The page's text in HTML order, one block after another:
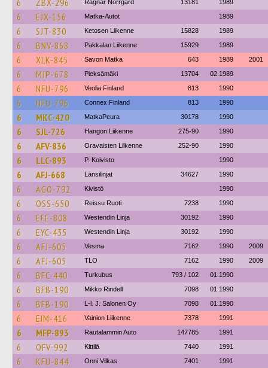
6 ZBX-296 Ragnar Norrgård 13181 1989
6 EJX-156 Matka-Autot 1989
6 SJT-830 Ketosen Liikenne 15828 1989
6 BNV-868 Pakkalan Liikenne 15929 1989
6 XLK-845 Savon Matka 643 1989 2001
6 MJP-678 Pieksämäki 13704 02.1989
6 NFU-796 Veolia Finland 813 1990
6 NFU-796 Connex Finland 813 1990
6 MKC-420 MatkaPeura 30178 1990
6 SJL-726 Hangon Liikenne 275-90 1990
6 AFV-836 Oravaisten Liikenne 252-90 1990
6 LLC-893 P. Koivisto 1990
6 AFJ-668 Länsilinjat 34627 1990
6 AGO-792 Kivistö 1990
6 OSS-650 Reissu Ruoti 7238 1990
6 EFE-808 Westendin Linja 30192 1990
6 EYC-435 Westendin Linja 30192 1990
6 AFJ-605 Vesma 7162 1990 2009
6 AFJ-605 TLO 7162 1990 2009
6 BFC-440 Turkubus 793 / 102 01.1990
6 BFB-190 Mikko Rindell 7098 01.1990
6 BFB-190 L-l. J. Salonen Oy 7098 01.1990
6 EIM-416 Vainion Liikenne 7378 1991
6 MFP-893 Rautalammin Auto 147785 1991
6 OFV-992 Kittilä 7440 1991
6 KFU-844 Onni Vilkas 7401 1991